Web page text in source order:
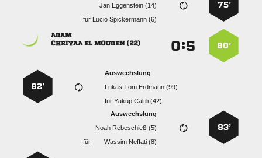
75’
  
für   
80’
:

   
Auswechslung
   
für  
82’
83’
Auswechslung
  
für
  